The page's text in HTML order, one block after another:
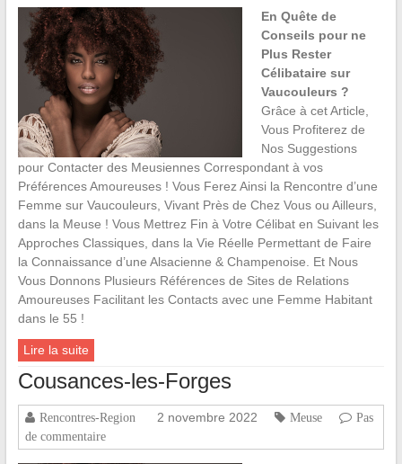
En Quête de
Conseils pour ne
Plus Rester
Célibataire sur
Vaucouleurs ?
Grâce à cet Article,
Vous Profiterez de
Nos Suggestions
pour Contacter des Meusiennes Correspondant à vos
Préférences Amoureuses ! Vous Ferez Ainsi la Rencontre d’une
Femme sur Vaucouleurs, Vivant Près de Chez Vous ou Ailleurs,
dans la Meuse ! Vous Mettrez Fin à Votre Célibat en Suivant les
Approches Classiques, dans la Vie Réelle Permettant de Faire
la Connaissance d’une Alsacienne & Champenoise. Et Nous
Vous Donnons Plusieurs Références de Sites de Relations
Amoureuses Facilitant les Contacts avec une Femme Habitant
dans le 55 !
Lire la suite
Cousances-les-Forges
Rencontres-Region 2 novembre 2022 Meuse
Pas
de commentaire